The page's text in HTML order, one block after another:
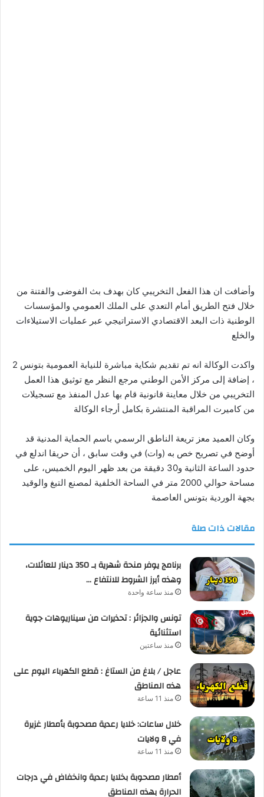
وأضافت ان هذا الفعل التخريبي كان بهدف بث الفوضى والفتنة من
خلال فتح الطريق أمام التعدي على الملك العمومي والمؤسسات
الوطنية ذات البعد الاقتصادي الاستراتيجي عبر عمليات الاستيلاءات
والخلع
واكدت الوكالة انه تم تقديم شكاية مباشرة للنيابة العمومية بتونس 2
، إضافة إلى مركز الأمن الوطني مرجع النظر مع توثيق هذا العمل
التخريبي من خلال معاينة قانونية قام بها عدل المنفذ مع تسجيلات
من كاميرت المراقبة المنتشرة بكامل أرجاء الوكالة
وكان العميد معز تريعة الناطق الرسمي باسم الحماية المدنية قد
أوضح في تصريح خص به (وات) في وقت سابق ، أن حريقا اندلع في
حدود الساعة الثانية و30 دقيقة من بعد ظهر اليوم الخميس، على
مساحة حوالي 2000 متر في الساحة الخلفية لمصنع التبغ والوقيد
بجهة الوردية بتونس العاصمة
مقالات ذات صلة
برنامج يوفر منحة شهرية بـ 350 دينار للعائلات،
وهذه أبرز الشروط للانتفاع …
منذ ساعة واحدة
تونس والجزائر : تحذيرات من سيناريوهات جوية
استثنائية
منذ ساعتين
عاجل / بلاغ من الستاغ : قطع الكهرباء اليوم على
هذه المناطق
منذ 11 ساعة
خلال ساعات: خلايا رعدية مصحوبة بأمطار غزيرة
في 8 ولايات
منذ 11 ساعة
أمطار مصحوبة بخلايا رعدية وانخفاض في درجات
الحرارة بهذه المناطق